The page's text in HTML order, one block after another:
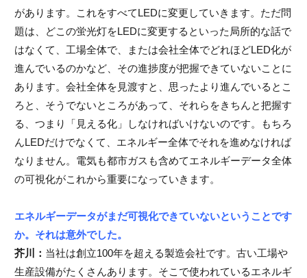
があります。これをすべてLEDに変更していきます。ただ問
題は、どこの蛍光灯をLEDに変更するといった局所的な話で
はなくて、工場全体で、または会社全体でどれほどLED化が
進んでいるのかなど、その進捗度が把握できていないことに
あります。会社全体を見渡すと、思ったより進んでいるとこ
ろと、そうでないところがあって、それらをきちんと把握す
る、つまり「見える化」しなければいけないのです。もちろ
んLEDだけでなくて、エネルギー全体でそれを進めなければ
なりません。電気も都市ガスも含めてエネルギーデータ全体
の可視化がこれから重要になっていきます。
エネルギーデータがまだ可視化できていないということです
か。それは意外でした。
芥川： 当社は創立100年を超える製造会社です。古い工場や
生産設備がたくさんあります。そこで使われているエネルギ